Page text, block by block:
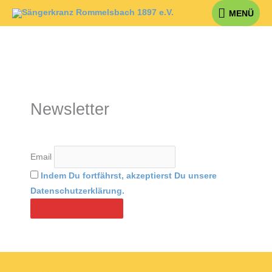
Zum
MENÜ
MENÜ
Newsletter
Email
Indem Du fortfährst, akzeptierst Du unsere
Datenschutzerklärung.